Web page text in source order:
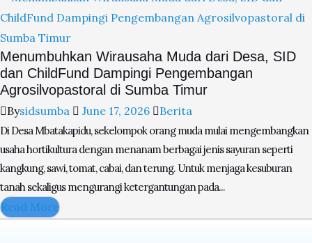
Menumbuhkan Wirausaha Muda dari Desa, SID
dan ChildFund Dampingi Pengembangan
Agrosilvopastoral di Sumba Timur
Bysidsumba June 17, 2026 Berita
Di Desa Mbatakapidu, sekelompok orang muda mulai mengembangkan
usaha hortikultura dengan menanam berbagai jenis sayuran seperti
kangkung, sawi, tomat, cabai, dan terung. Untuk menjaga kesuburan
tanah sekaligus mengurangi ketergantungan pada...
Read More